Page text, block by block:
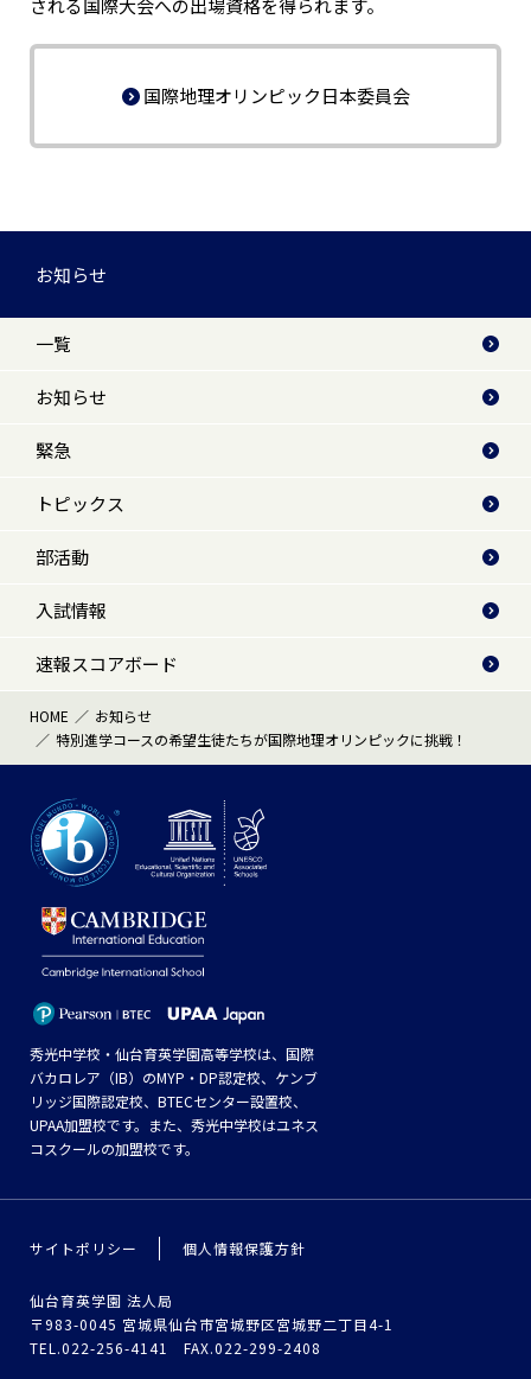
される国際大会への出場資格を得られます。
国際地理オリンピック日本委員会
お知らせ
一覧
お知らせ
緊急
トピックス
部活動
入試情報
速報スコアボード
HOME
お知らせ
特別進学コースの希望生徒たちが国際地理オリンピックに挑戦！
秀光中学校・仙台育英学園高等学校は、国際
バカロレア（IB）のMYP・DP認定校、ケンブ
リッジ国際認定校、BTECセンター設置校、
UPAA加盟校です。また、秀光中学校はユネス
コスクールの加盟校です。
サイトポリシー 個人情報保護方針
仙台育英学園 法人局
〒983-0045 宮城県仙台市宮城野区宮城野二丁目4-1
TEL.022-256-4141 FAX.022-299-2408